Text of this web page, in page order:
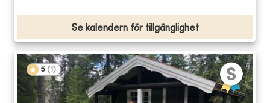
Se kalendern för tillgänglighet
5 (1 )